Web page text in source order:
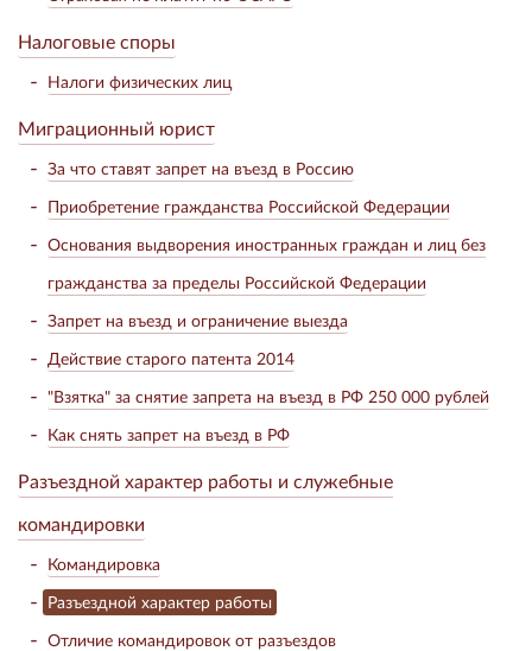
Налоговые споры
Налоги физических лиц
Миграционный юрист
За что ставят запрет на въезд в Россию
Приобретение гражданства Российской Федерации
Основания выдворения иностранных граждан и лиц без
гражданства за пределы Российской Федерации
Запрет на въезд и ограничение выезда
Действие старого патента 2014
"Взятка" за снятие запрета на въезд в РФ 250 000 рублей
Как снять запрет на въезд в РФ
Разъездной характер работы и служебные
командировки
Командировка
Разъездной характер работы
Отличие командировок от разъездов